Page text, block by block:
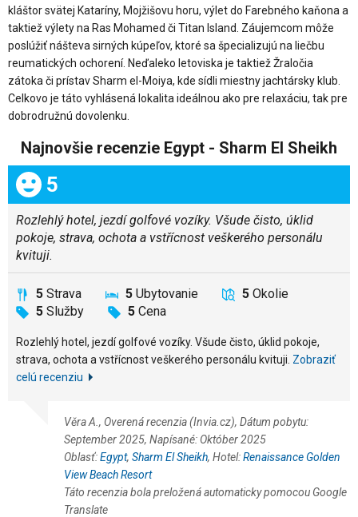
kláštor svätej Kataríny, Mojžišovu horu, výlet do Farebného kaňona a
taktiež výlety na Ras Mohamed či Titan Island. Záujemcom môže
poslúžiť nášteva sirných kúpeľov, ktoré sa špecializujú na liečbu
reumatických ochorení. Neďaleko letoviska je taktiež Žraločia
zátoka či prístav Sharm el-Moiya, kde sídli miestny jachtársky klub.
Celkovo je táto vyhlásená lokalita ideálnou ako pre relaxáciu, tak pre
dobrodružnú dovolenku.
Najnovšie recenzie Egypt - Sharm El Sheikh
Celkom:
5
Rozlehlý hotel, jezdí golfové vozíky. Všude čisto, úklid
pokoje, strava, ochota a vstřícnost veškerého personálu
kvituji.
5 Strava 5 Ubytovanie 5 Okolie
5 Služby 5 Cena
Rozlehlý hotel, jezdí golfové vozíky. Všude čisto, úklid pokoje,
strava, ochota a vstřícnost veškerého personálu kvituji. Zobraziť
celú recenziu
Věra A., Overená recenzia (Invia.cz), Dátum pobytu:
September 2025, Napísané: Október 2025
Oblasť:Egypt, Sharm El Sheikh, Hotel:Renaissance Golden
View Beach Resort
Táto recenzia bola preložená automaticky pomocou Google
Translate